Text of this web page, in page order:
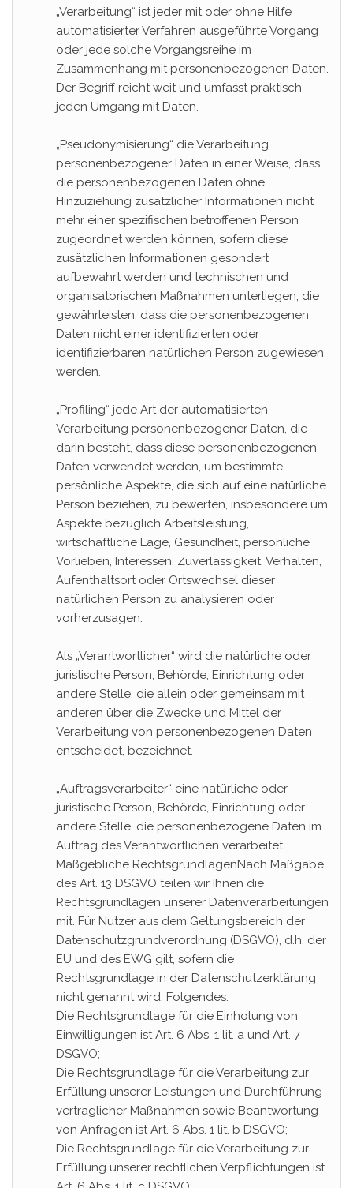
„Verarbeitung“ ist jeder mit oder ohne Hilfe
automatisierter Verfahren ausgeführte Vorgang
oder jede solche Vorgangsreihe im
Zusammenhang mit personenbezogenen Daten.
Der Begriff reicht weit und umfasst praktisch
jeden Umgang mit Daten.
„Pseudonymisierung“ die Verarbeitung
personenbezogener Daten in einer Weise, dass
die personenbezogenen Daten ohne
Hinzuziehung zusätzlicher Informationen nicht
mehr einer spezifischen betroffenen Person
zugeordnet werden können, sofern diese
zusätzlichen Informationen gesondert
aufbewahrt werden und technischen und
organisatorischen Maßnahmen unterliegen, die
gewährleisten, dass die personenbezogenen
Daten nicht einer identifizierten oder
identifizierbaren natürlichen Person zugewiesen
werden.
„Profiling“ jede Art der automatisierten
Verarbeitung personenbezogener Daten, die
darin besteht, dass diese personenbezogenen
Daten verwendet werden, um bestimmte
persönliche Aspekte, die sich auf eine natürliche
Person beziehen, zu bewerten, insbesondere um
Aspekte bezüglich Arbeitsleistung,
wirtschaftliche Lage, Gesundheit, persönliche
Vorlieben, Interessen, Zuverlässigkeit, Verhalten,
Aufenthaltsort oder Ortswechsel dieser
natürlichen Person zu analysieren oder
vorherzusagen.
Als „Verantwortlicher“ wird die natürliche oder
juristische Person, Behörde, Einrichtung oder
andere Stelle, die allein oder gemeinsam mit
anderen über die Zwecke und Mittel der
Verarbeitung von personenbezogenen Daten
entscheidet, bezeichnet.
„Auftragsverarbeiter“ eine natürliche oder
juristische Person, Behörde, Einrichtung oder
andere Stelle, die personenbezogene Daten im
Auftrag des Verantwortlichen verarbeitet.
Maßgebliche RechtsgrundlagenNach Maßgabe
des Art. 13 DSGVO teilen wir Ihnen die
Rechtsgrundlagen unserer Datenverarbeitungen
mit. Für Nutzer aus dem Geltungsbereich der
Datenschutzgrundverordnung (DSGVO), d.h. der
EU und des EWG gilt, sofern die
Rechtsgrundlage in der Datenschutzerklärung
nicht genannt wird, Folgendes:
Die Rechtsgrundlage für die Einholung von
Einwilligungen ist Art. 6 Abs. 1 lit. a und Art. 7
DSGVO;
Die Rechtsgrundlage für die Verarbeitung zur
Erfüllung unserer Leistungen und Durchführung
vertraglicher Maßnahmen sowie Beantwortung
von Anfragen ist Art. 6 Abs. 1 lit. b DSGVO;
Die Rechtsgrundlage für die Verarbeitung zur
Erfüllung unserer rechtlichen Verpflichtungen ist